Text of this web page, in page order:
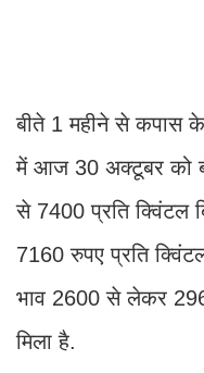
बीते 1 महीने से कपास
में आज 30 अक्टूबर को
से 7400 प्रति क्विंटल
7160 रुपए प्रति
भाव 2600 से लेकर
मिला है.